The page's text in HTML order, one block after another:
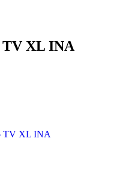
XL INA